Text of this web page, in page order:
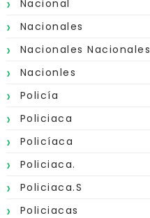
Nacional
Nacionales
Nacionales Nacionales
Nacionles
Policía
Policiaca
Policíaca
Policiaca.
Policiaca.s
Policiacas